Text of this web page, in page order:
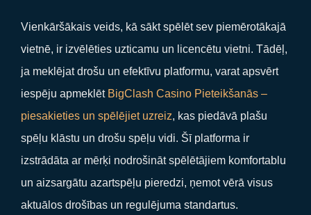
Vienkāršākais veids, kā sākt spēlēt sev piemērotākajā
vietnē, ir izvēlēties uzticamu un licencētu vietni. Tādēļ,
ja meklējat drošu un efektīvu platformu, varat apsvērt
iespēju apmeklēt BigClash Casino Pieteikšanās –
piesakieties un spēlējiet uzreiz, kas piedāvā plašu
spēļu klāstu un drošu spēļu vidi. Šī platforma ir
izstrādāta ar mērķi nodrošināt spēlētājiem komfortablu
un aizsargātu azartspēļu pieredzi, ņemot vērā visus
aktuālos drošības un regulējuma standartus.